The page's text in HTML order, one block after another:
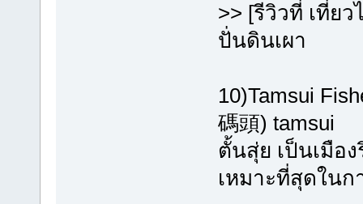
>> [รีวิวที่ เที่ยว
ปั่นดินเผา
10)Tamsui
碼頭) tamsui
ตั้นสุ่ย เป็นเมือ
เหมาะที่สุดใน